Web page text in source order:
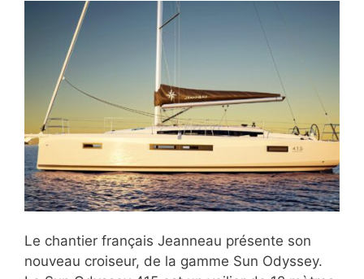
Le chantier français Jeanneau présente son
nouveau croiseur, de la gamme Sun Odyssey.